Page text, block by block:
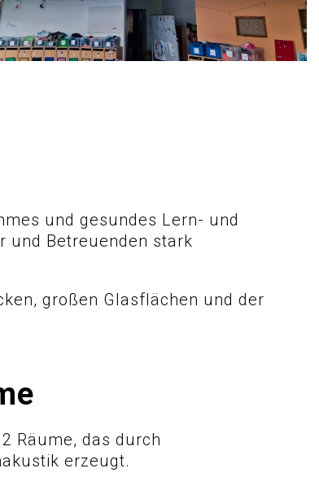
und gesundes Lern- und
und Betreuenden stark
großen Glasflächen und der
Räume, das durch
erzeugt.